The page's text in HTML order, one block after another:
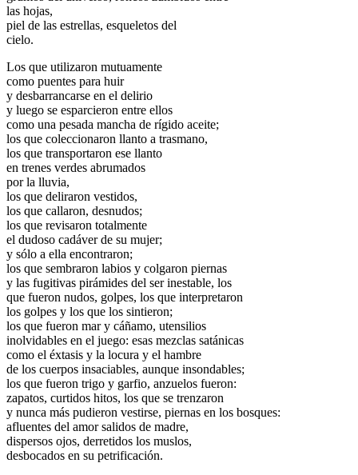
las hojas,
piel de las estrellas, esqueletos del
cielo.
Los que utilizaron mutuamente
como puentes para huir
y desbarrancarse en el delirio
y luego se esparcieron entre ellos
como una pesada mancha de rígido aceite;
los que coleccionaron llanto a trasmano,
los que transportaron ese llanto
en trenes verdes abrumados
por la lluvia,
los que deliraron vestidos,
los que callaron, desnudos;
los que revisaron totalmente
el dudoso cadáver de su mujer;
y sólo a ella encontraron;
los que sembraron labios y colgaron piernas
y las fugitivas pirámides del ser inestable, los
que fueron nudos, golpes, los que interpretaron
los golpes y los que los sintieron;
los que fueron mar y cáñamo, utensilios
inolvidables en el juego: esas mezclas satánicas
como el éxtasis y la locura y el hambre
de los cuerpos insaciables, aunque insondables;
los que fueron trigo y garfio, anzuelos fueron:
zapatos, curtidos hitos, los que se trenzaron
y nunca más pudieron vestirse, piernas en los bosques:
afluentes del amor salidos de madre,
dispersos ojos, derretidos los muslos,
desbocados en su petrificación.